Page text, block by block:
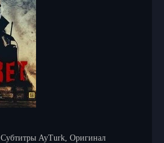
Субтитры AyTurk, Оригинал